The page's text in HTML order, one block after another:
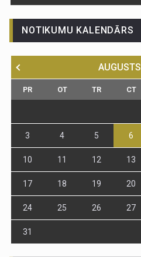
NOTIKUMU KALENDĀRS
AUGUSTS
PR OT TR CT
3 4 5 6
10 11 12 13
17 18 19 20
24 25 26 27
31